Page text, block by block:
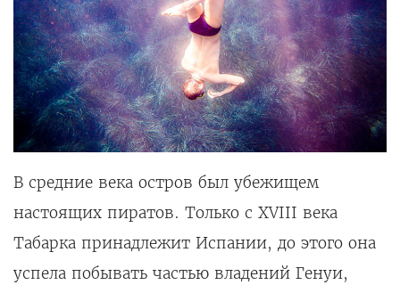
В средние века остров был убежищем
настоящих пиратов. Только с XVIII века
Табарка принадлежит Испании, до этого она
успела побывать частью владений Генуи,